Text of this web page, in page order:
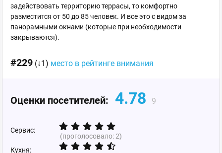
задействовать территорию террасы, то комфортно
разместится от 50 до 85 человек. И все это с видом за
панорамными окнами (которые при необходимости
закрываются).
#229 (↓1) место в рейтинге внимания
Оценки посетителей: 4.78 9
Сервис:
(проголосовало:2)
Кухня: